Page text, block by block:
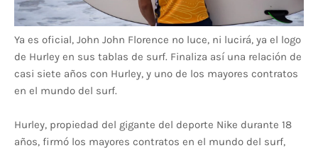
Ya es oficial, John John Florence no luce, ni lucirá, ya el logo
de Hurley en sus tablas de surf. Finaliza así una relación de
casi siete años con Hurley, y uno de los mayores contratos
en el mundo del surf.
Hurley, propiedad del gigante del deporte Nike durante 18
años, firmó los mayores contratos en el mundo del surf,